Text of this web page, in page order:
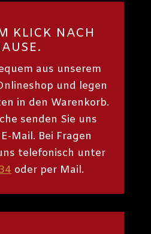
KLICK NACH
aus unserem
und legen
in den Warenkorb.
senden Sie uns
Mail. Bei Fragen
telefonisch unter
oder per Mail.